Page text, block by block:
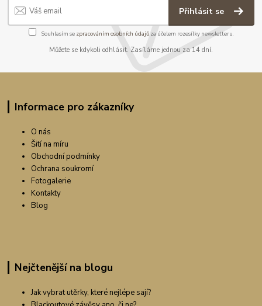
Přihlásit se
Souhlasím se zpracováním osobních údajůza účelem rozesílky newsletteru.
Můžete se kdykoli odhlásit. Zasíláme jednou za 14 dní.
Informace pro zákazníky
O nás
Šití na míru
Obchodní podmínky
Ochrana soukromí
Fotogalerie
Kontakty
Blog
Nejčtenější na blogu
Jak vybrat utěrky, které nejlépe sají?